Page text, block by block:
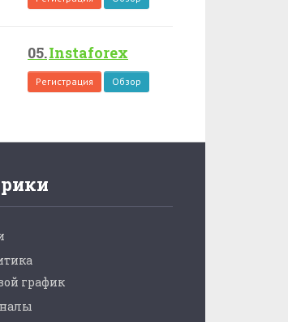
Instaforex
Регистрация Обзор
график